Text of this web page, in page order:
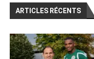
ARTICLES RÉCENTS